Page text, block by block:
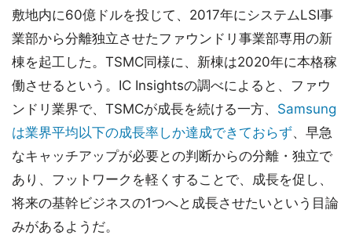
敷地内に60億ドルを投じて、2017年にシステムLSI事
業部から分離独立させたファウンドリ事業部専用の新
棟を起工した。TSMC同様に、新棟は2020年に本格稼
働させるという。IC Insightsの調べによると、ファウ
ンドリ業界で、TSMCが成長を続ける一方、 Samsung
は業界平均以下の成長率しか達成できておらず、早急
なキャッチアップが必要との判断からの分離・独立で
あり、フットワークを軽くすることで、成長を促し、
将来の基幹ビジネスの1つへと成長させたいという目論
みがあるようだ。